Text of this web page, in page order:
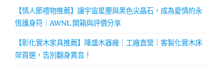
【情人節禮物推薦】讓宇宙星塵與黑色尖晶石，成為愛情的永
恆護身符｜AWNL 開箱與評價分享
【彰化實木家具推薦】隆盛木器廠｜工廠直營｜客製化實木床
架首選，告別翻身異音！